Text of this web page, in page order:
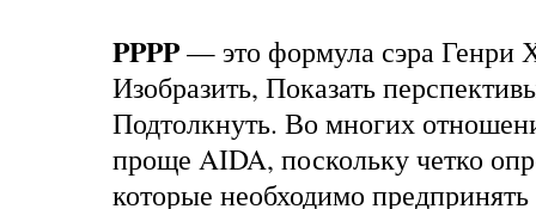
PPPP— это формула сэра Генри
Изобразить, Показать
Подтолкнуть. Во многих
проще AIDA, поскольку четко
которые необходимо